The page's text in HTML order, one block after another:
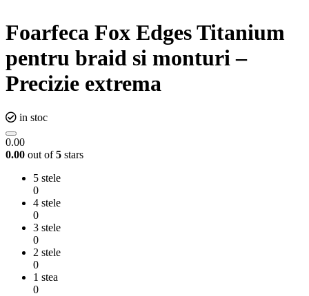
Foarfeca Fox Edges Titanium
pentru braid si monturi –
Precizie extrema
in stoc
0.00
0.00 out of5 stars
5 stele
0
4 stele
0
3 stele
0
2 stele
0
1 stea
0